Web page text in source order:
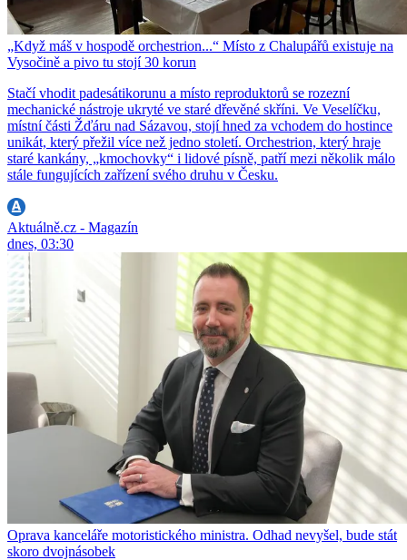
„Když máš v hospodě orchestrion...“ Místo z Chalupářů existuje na
Vysočině a pivo tu stojí 30 korun
Stačí vhodit padesátikorunu a místo reproduktorů se rozezní
mechanické nástroje ukryté ve staré dřevěné skříni. Ve Veselíčku,
místní části Žďáru nad Sázavou, stojí hned za vchodem do hostince
unikát, který přežil více než jedno století. Orchestrion, který hraje
staré kankány, „kmochovky“ i lidové písně, patří mezi několik málo
stále fungujících zařízení svého druhu v Česku.
Aktuálně.cz - Magazín
dnes, 03:30
Oprava kanceláře motoristického ministra. Odhad nevyšel, bude stát
skoro dvojnásobek